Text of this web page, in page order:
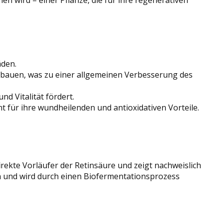
was zu einer allgemeinen Verbesserung des
Vitalität fördert.
für ihre wundheilenden und antioxidativen Vorteile.
Vorläufer der Retinsäure und zeigt nachweislich
und wird durch einen Biofermentationsprozess